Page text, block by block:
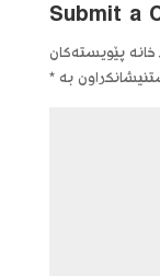
Submit a
خانە پێویستەکان
بە*